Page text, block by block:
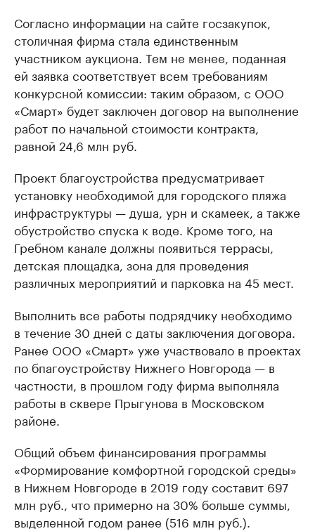
Согласно информации на сайте госзакупок,
столичная фирма стала единственным
участником аукциона. Тем не менее, поданная
ей заявка соответствует всем требованиям
конкурсной комиссии: таким образом, с ООО
«Смарт» будет заключен договор на выполнение
работ по начальной стоимости контракта,
равной 24,6 млн руб.
Проект благоустройства предусматривает
установку необходимой для городского пляжа
инфраструктуры — душа, урн и скамеек, а также
обустройство спуска к воде. Кроме того, на
Гребном канале должны появиться террасы,
детская площадка, зона для проведения
различных мероприятий и парковка на 45 мест.
Выполнить все работы подрядчику необходимо
в течение 30 дней с даты заключения договора.
Ранее ООО «Смарт» уже участвовало в проектах
по бпагоустройству Нижнего Новгорода — в
частности, в прошлом году фирма выполняла
работы в сквере Прыгунова в Московском
районе.
Общий объем финансирования программы
«Формирование комфортной городской среды»
в Нижнем Новгороде в 2019 году составит 697
млн руб., что примерно на 30% больше суммы,
выделенной годом ранее (516 млн руб.).